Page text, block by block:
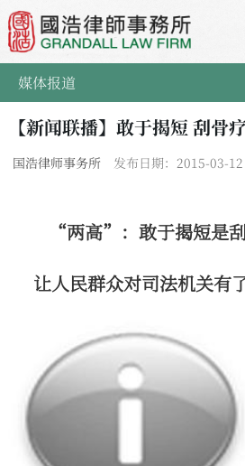
媒体报道
【新闻联播】敢于揭短 刮骨疗
国浩律师事务所 发布日期：2015-03-12
“两高”：敢于揭短是
让人民群众对司法机关有